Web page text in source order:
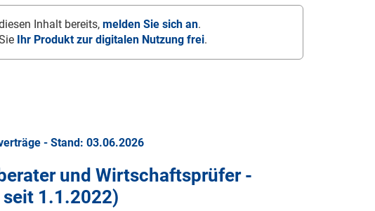
Inhalt bereits, melden Sie sich an.
Ihr Produkt zur digitalen Nutzung frei.
- Stand: 03.06.2026
und Wirtschaftsprüfer -
seit 1.1.2022)